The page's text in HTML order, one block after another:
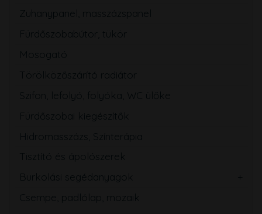
Zuhanypanel, masszázspanel
Fürdőszobabútor, tükör
Mosogató
Törölközőszárító radiátor
Szifon, lefolyó, folyóka, WC ülőke
Fürdőszobai kiegészítők
Hidromasszázs, Színterápia
Tisztító és ápolószerek
Burkolási segédanyagok
Csempe, padlólap, mozaik